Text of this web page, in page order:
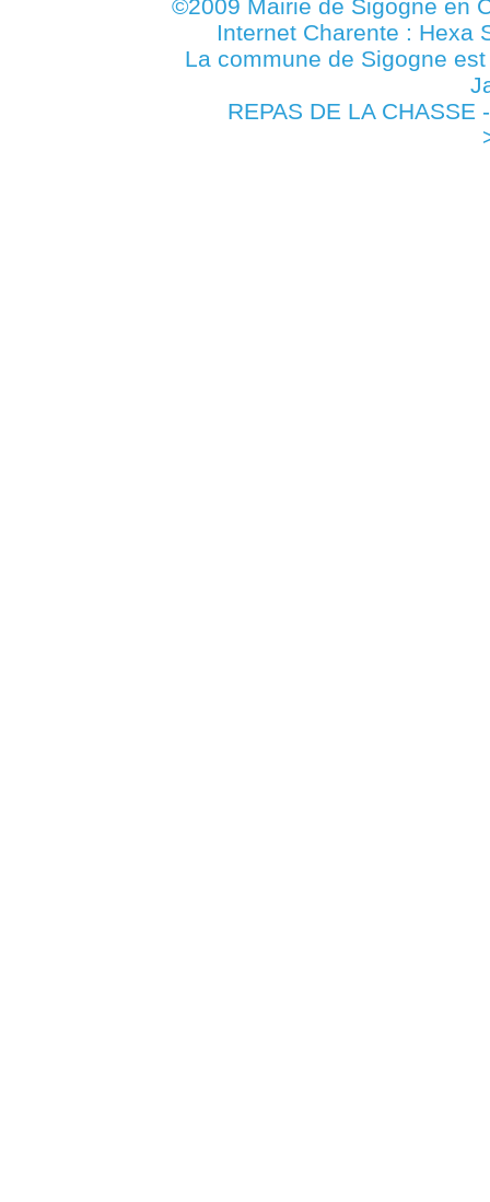
©2009 Mairie de Sigogne en
Internet Charente : Hexa
La commune de Sigogne
REPAS DE LA